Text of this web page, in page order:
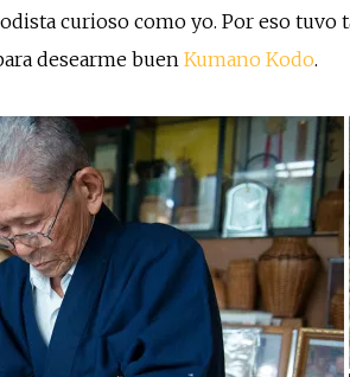
curioso como yo. Por eso tuvo
desearme buen Kumano Kodo.